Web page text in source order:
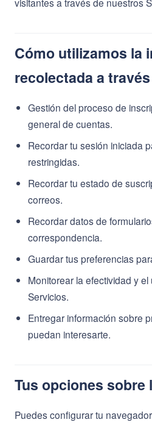
Cómo utilizamos la
recolectada a
Gestión del proceso de
general de cuentas.
Recordar tu sesión iniciada
restringidas.
Recordar tu estado de
correos.
Recordar datos de
correspondencia.
Guardar tus preferencias
Monitorear la efectividad y
Servicios.
Entregar información sobre
puedan interesarte.
Tus opciones sobre
Puedes configurar tu